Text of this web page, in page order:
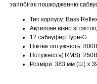
запобігає пошкодженню
Тип корпусу: Bass
Акрилове вікно зі
12 сабвуфер Type-G
Пікова потужність:
Потужність( RMS):
Розміри: 383 мм (Ш) x